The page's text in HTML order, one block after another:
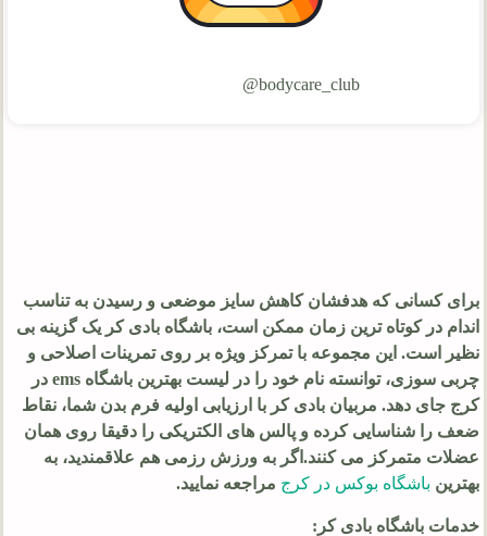
bodycare_club@
برای کسانی که هدفشان کاهش سایز موضعی و رسیدن به تناسب
اندام در کوتاه ترین زمان ممکن است، باشگاه بادی کر یک گزینه بی
نظیر است. این مجموعه با تمرکز ویژه بر روی تمرینات اصلاحی و
چربی سوزی، توانسته نام خود را در لیست بهترین باشگاه ems در
کرج جای دهد. مربیان بادی کر با ارزیابی اولیه فرم بدن شما، نقاط
ضعف را شناسایی کرده و پالس های الکتریکی را دقیقا روی همان
عضلات متمرکز می کنند.اگر به ورزش رزمی هم علاقمندید، به
بهترین باشگاه بوکس در کرج مراجعه نمایید.
خدمات باشگاه بادی کر: